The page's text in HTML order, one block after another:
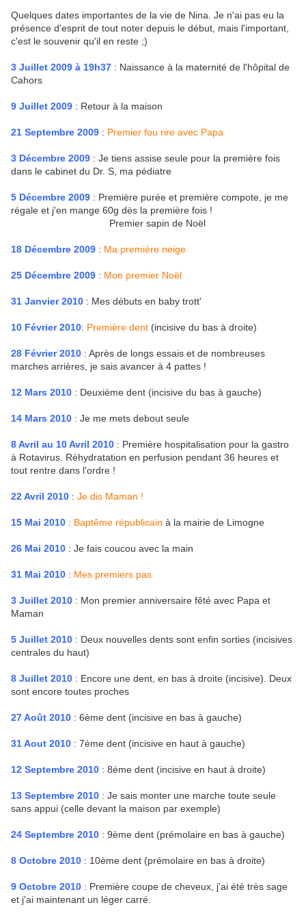
Quelques dates importantes de la vie de Nina. Je n'ai pas eu la
présence d'esprit de tout noter depuis le début, mais l'important,
c'est le souvenir qu'il en reste ;)
3 Juillet 2009 à 19h37 : Naissance à la maternité de l'hôpital de
Cahors
9 Juillet 2009 : Retour à la maison
21 Septembre 2009 : Premier fou rire avec Papa
3 Décembre 2009 : Je tiens assise seule pour la première fois
dans le cabinet du Dr. S, ma pédiatre
5 Décembre 2009 : Première purée et première compote, je me
régale et j'en mange 60g dès la première fois !
Premier sapin de Noël
18 Décembre 2009 : Ma première neige
25 Décembre 2009 : Mon premier Noël
31 Janvier 2010 : Mes débuts en baby trott'
10 Février 2010: Première dent (incisive du bas à droite)
28 Février 2010 : Après de longs essais et de nombreuses
marches arrières, je sais avancer à 4 pattes !
12 Mars 2010 : Deuxième dent (incisive du bas à gauche)
14 Mars 2010 : Je me mets debout seule
8 Avril au 10 Avril 2010 : Première hospitalisation pour la gastro
à Rotavirus. Réhydratation en perfusion pendant 36 heures et
tout rentre dans l'ordre !
22 Avril 2010 : Je dis Maman !
15 Mai 2010 : Baptême républicain à la mairie de Limogne
26 Mai 2010 : Je fais coucou avec la main
31 Mai 2010 : Mes premiers pas
3 Juillet 2010 : Mon premier anniversaire fêté avec Papa et
Maman
5 Juillet 2010 : Deux nouvelles dents sont enfin sorties (incisives
centrales du haut)
8 Juillet 2010 : Encore une dent, en bas à droite (incisive). Deux
sont encore toutes proches
27 Août 2010 : 6ème dent (incisive en bas à gauche)
31 Aout 2010 : 7ème dent (incisive en haut à gauche)
12 Septembre 2010 : 8ème dent (incisive en haut à droite)
13 Septembre 2010 : Je sais monter une marche toute seule
sans appui (celle devant la maison par exemple)
24 Septembre 2010 : 9ème dent (prémolaire en bas à gauche)
8 Octobre 2010 : 10ème dent (prémolaire en bas à droite)
9 Octobre 2010 : Première coupe de cheveux, j'ai été très sage
et j'ai maintenant un léger carré.